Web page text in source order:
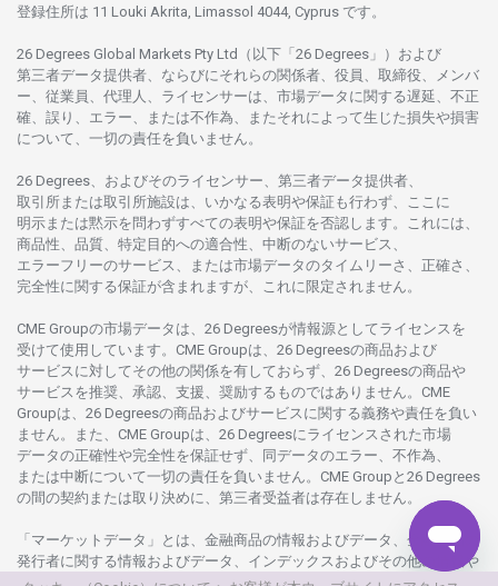
登録住所は 11 Louki Akrita, Limassol 4044, Cyprus です。
26 Degrees Global Markets Pty Ltd（以下「26 Degrees」） および
第三者データ提供者、ならびにそれらの関係者、役員、取締役、メンバ
ー、従業員、代理人、ライセンサーは、 市場データに関する遅延、不正
確、誤り、エラー、
または不作為、 またそれに よって生じた損失や損害
について、 一切の責任を負いません。
26 Degrees、 およびそのライセンサー、 第三者データ提供者、
取引所または取引所施設は、いかなる表明や保証も行わず、
ここに
明示または黙示を問わずすべての表明や保証を否認し ます。
これには、
商品性、品質、 特定目的への適合性、 中断のないサービス、
エラーフリーのサービス、 または市場データのタイムリーさ、正確さ、
完全性に関する保証が含まれますが、これに限定さ れません。
CME Groupの市場データは、26 Degreesが情報源としてライセンスを
受けて使用しています。 CME Groupは、26 Degreesの商品および
サービスに対してその他の関係を有しておらず、26 Degreesの商品や
サービスを推奨、承認、支援、 奨励するものではありません。 CME
Groupは、26 Degreesの商品およびサービスに関する義務や責任を負い
ません。また、CME Groupは、26 Degreesに ライセンスさ れた市場
データの正確性や完全性を保証せず、 同データのエラー、不作為、
または中断について一切の責任を負いません。 CME Groupと26 Degrees
の間の契約または取り 決めに、 第三者受益者は存在し ません。
「マーケットデータ」とは、 金融商品の情報およびデータ、 金融商品の
発行者に関する情報およびデータ、 インデックスおよびその他の
情報や
データを
指し、26 Degreesまたは26 Degreesグループ 会社が提供する